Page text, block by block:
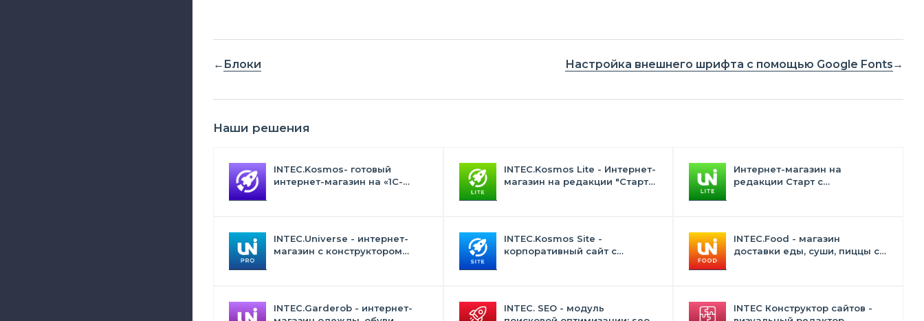
Блоки Настройка внешнего шрифта с помощью Google Fonts
Наши решения
INTEC.Kosmos- готовый
интернет-магазин на «1С-
INTEC.Kosmos Lite - Интернет-
магазин на редакции "Старт"
Интернет-магазин на
редакции Старт с
INTEC.Universe - интернет-
магазин с конструктором
INTEC.Kosmos Site -
корпоративный сайт с
INTEC.Food - магазин
доставки еды, суши, пиццы с
INTEC.Garderob - интернет-
INTEC. SEO - модуль
INTEC Конструктор сайтов -